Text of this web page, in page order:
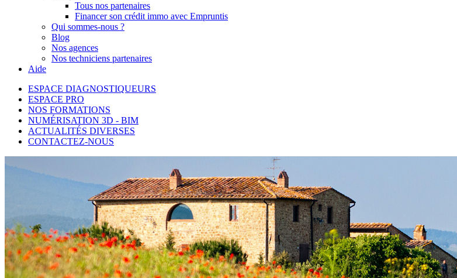
Tous nos partenaires
Financer son crédit immo avec Empruntis
Qui sommes-nous ?
Blog
Nos agences
Nos techniciens partenaires
Aide
ESPACE DIAGNOSTIQUEURS
ESPACE PRO
NOS FORMATIONS
NUMÉRISATION 3D - BIM
ACTUALITÉS DIVERSES
CONTACTEZ-NOUS